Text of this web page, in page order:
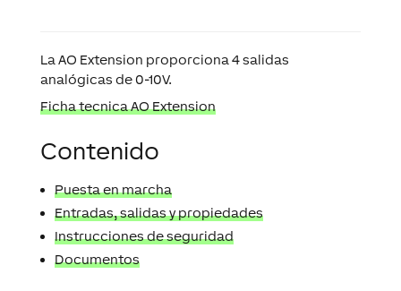
La AO Extension proporciona 4 salidas
analógicas de 0-10V.
Ficha tecnica AO Extension
Contenido
Puesta en marcha
Entradas, salidas y propiedades
Instrucciones de seguridad
Documentos